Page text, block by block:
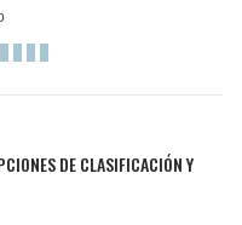
DE CLASIFICACIÓN Y